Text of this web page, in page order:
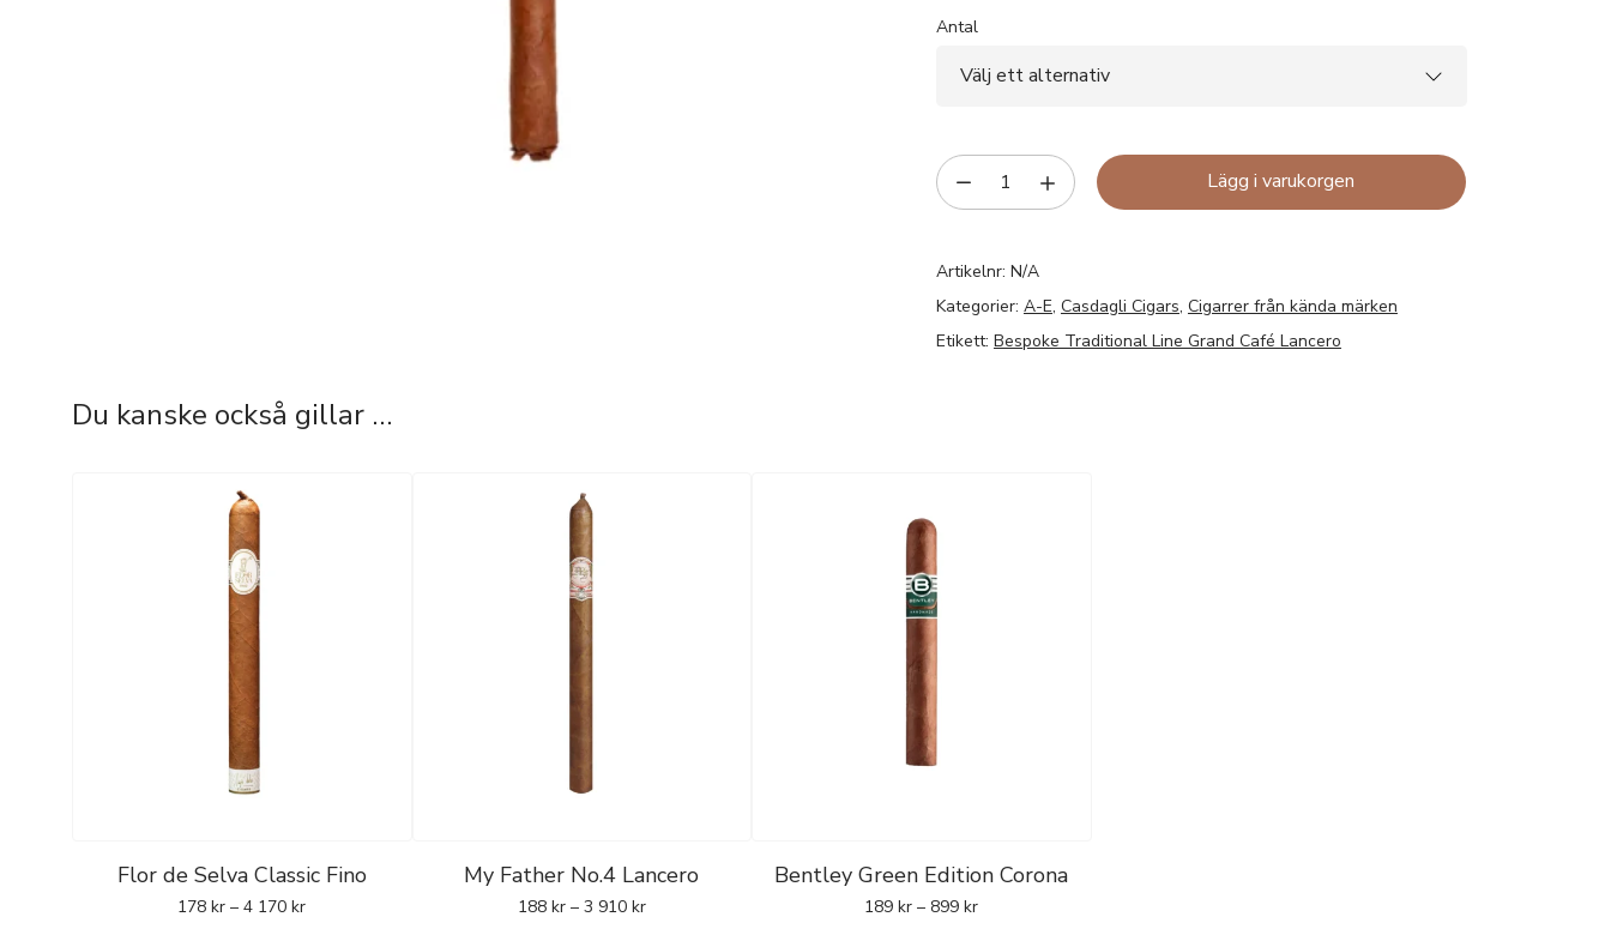
Antal
Lägg i varukorgen
Artikelnr: N/A
Kategorier: A-E, Casdagli Cigars, Cigarrer från kända märken
Etikett: Bespoke Traditional Line Grand Café Lancero
Du kanske också gillar …
Flor de Selva Classic Fino
178kr – 4 170kr
My Father No.4 Lancero
188 kr – 3 910 kr
Bentley Green Edition Corona
189kr – 899kr